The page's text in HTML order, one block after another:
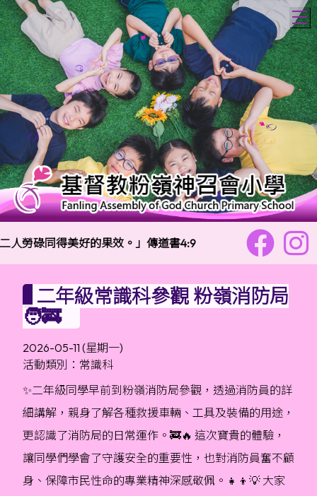
勞碌同得美好的果效。」傳道書4:9 校訓： 樂善
二年級常識科參觀 粉嶺消防局
🧑‍🚒
2026-05-11 (星期一)
活動類別：常識科
✨二年級同學早前到粉嶺消防局參觀，透過消防員的詳
細講解，親身了解各種救援車輛、工具及裝備的用途，
更認識了消防局的日常運作。🚒🔥 這次寶貴的體驗，
讓同學們學會了守護安全的重要性，也對消防員奮不顧
身、保障市民性命的專業精神深感敬佩。👧👦💡 大家